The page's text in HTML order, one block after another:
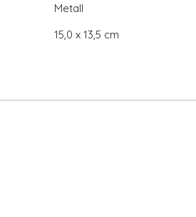
Metall
15,0 x 13,5 cm